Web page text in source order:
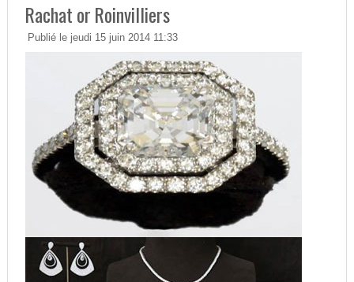
Rachat or Roinvilliers
Publié le jeudi 15 juin 2014 11:33